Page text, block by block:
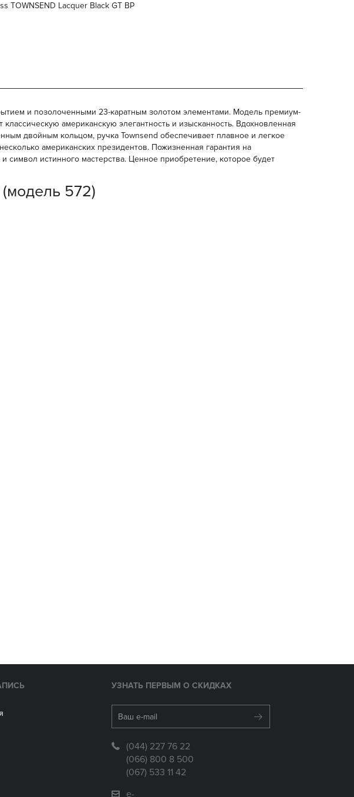
TOWNSEND Lacquer Black GT BP
и позолоченными 23-каратным золотом элементами. Модель премиум-
американскую элегантность и изысканность. Вдохновленная
двойным кольцом, ручка Townsend обеспечивает плавное и легкое
американских президентов. Пожизненная гарантия на
истинного мастерства. Ценное приобретение, которое будет
572)
УЗНАТЬ ПЕРВЫМ О СКИДКАХ
(044) 227 76 22
(066) 800 8 500
(067) 533 11 42
e-